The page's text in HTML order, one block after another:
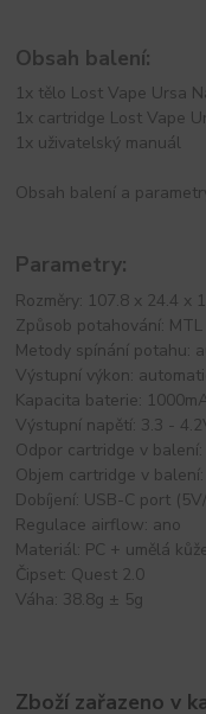
Obsah balení:
1x tělo Lost Vape Ursa
1x cartridge Lost Vape
1x uživatelský manuál
Obsah balení a
Parametry:
Rozměry: 107.8 x 24.4 x
Způsob potahování:
Metody spínání potahu:
Výstupní výkon:
Kapacita baterie:
Výstupní napětí: 3.3 -
Odpor cartridge v
Objem cartridge v
Dobíjení: USB-C port
Regulace airflow: ano
Materiál: PC + umělá
Čipset: Quest 2.0
Váha: 38.8g ± 5g
Zboží zařazeno v